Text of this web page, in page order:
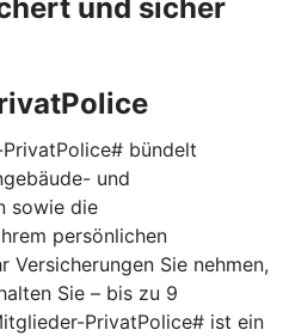
und sicher
bündelt
und
sowie die
persönlichen
Versicherungen Sie nehmen,
Sie – bis zu 9
PrivatPolice# ist ein